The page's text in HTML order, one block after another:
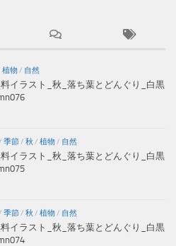
植物/ 自然
イラスト_秋_落ち葉とどんぐり_白黒
季節/ 秋 / 植物/ 自然
イラスト_秋_落ち葉とどんぐり_白黒
季節/ 秋 / 植物/ 自然
イラスト_秋_落ち葉とどんぐり_白黒